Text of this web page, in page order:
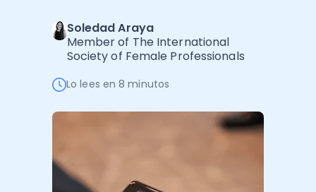
Administración Empresarial
Software Factura y Administración
Autores
Soledad Araya
Member of The International
Society of Female Professionals
Lo lees en 8 minutos